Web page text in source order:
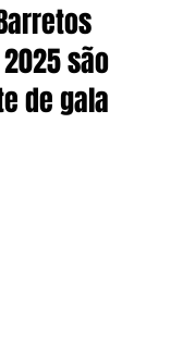
são
de gala